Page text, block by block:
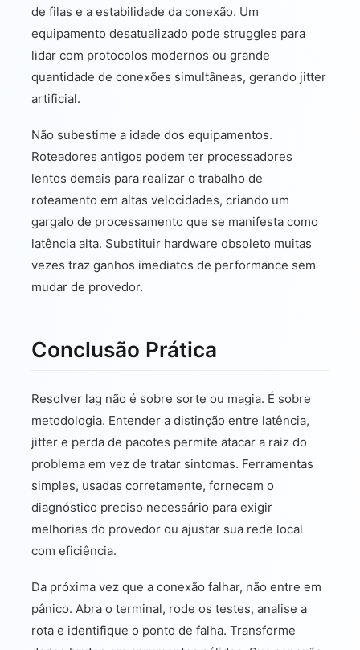
de filas e a estabilidade da conexão. Um
equipamento desatualizado pode struggles para
lidar com protocolos modernos ou grande
quantidade de conexões simultâneas, gerando jitter
artificial.
Não subestime a idade dos equipamentos.
Roteadores antigos podem ter processadores
lentos demais para realizar o trabalho de
roteamento em altas velocidades, criando um
gargalo de processamento que se manifesta como
latência alta. Substituir hardware obsoleto muitas
vezes traz ganhos imediatos de performance sem
mudar de provedor.
Conclusão Prática
Resolver lag não é sobre sorte ou magia. É sobre
metodologia. Entender a distinção entre latência,
jitter e perda de pacotes permite atacar a raiz do
problema em vez de tratar sintomas. Ferramentas
simples, usadas corretamente, fornecem o
diagnóstico preciso necessário para exigir
melhorias do provedor ou ajustar sua rede local
com eficiência.
Da próxima vez que a conexão falhar, não entre em
pânico. Abra o terminal, rode os testes, analise a
rota e identifique o ponto de falha. Transforme